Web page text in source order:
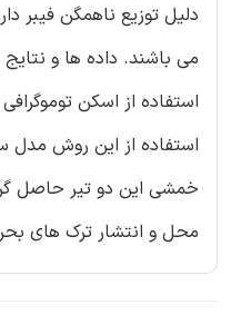
دلیل توزیع ناهمگن فیبر
می باشند. داده ها و
استفاده از اسکن
استفاده از این روش مدل
خمشی این دو تیر حاصل
محل و انتشار ترک های